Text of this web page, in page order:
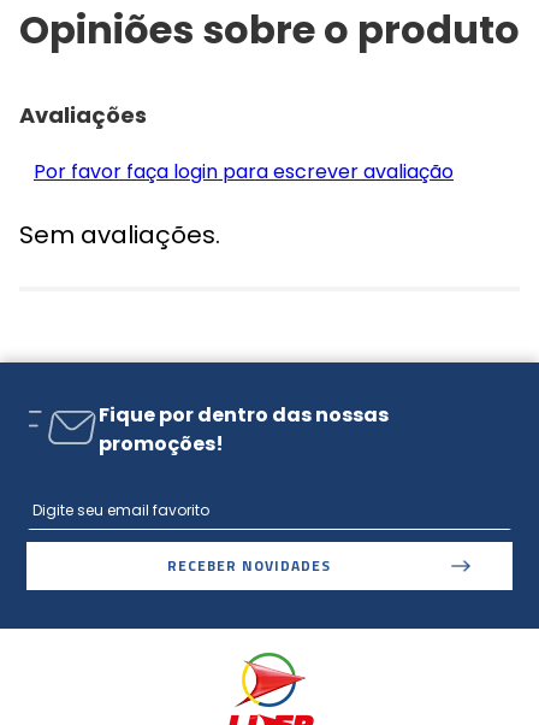
Opiniões sobre o produto
Avaliações
Por favor faça login para escrever avaliação
Sem avaliações.
Fique por dentro das nossas
promoções!
RECEBER NOVIDADES